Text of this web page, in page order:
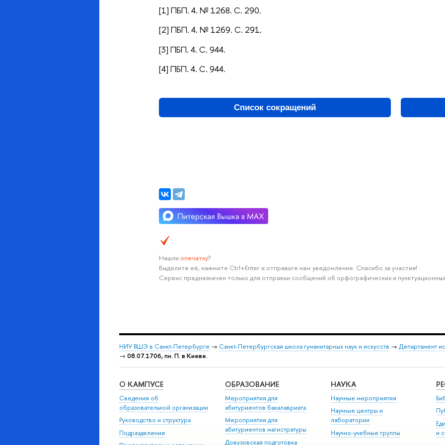
[1] ПБП. 4. № 1268. С. 290.
[2] ПБП. 4. № 1269. С. 291.
[3] ПБП. 4. С. 944.
[4] ПБП. 4. С. 944.
Список сокращений
Нашли опечатку?
Выделите её, нажмите Ctrl+Enter и отправьте нам уведомление. Спасибо за участие!
Сервис предназначен только для отправки сообщений об орфографических и
НИУ ВШЭ в Санкт-Петербурге → Санкт-Петербургская школа гуманитарных наук и искусств → Департамент
→ 08.07.1706, пн. П. в Киеве.
О КАМПУСЕ
Сведения об
образовательной организации
Руководство и структура
Подразделения
ОБРАЗОВАНИЕ
Мероприятия для
абитуриентов бакалавриата
Мероприятия для
абитуриентов магистратуры
Довузовская подготовка
НАУКА
Научные мероприятия
Научные центры и
лаборатории
Научно-учебные группы
и